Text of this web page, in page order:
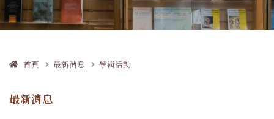
首頁 最新消息 學術活動
最新消息